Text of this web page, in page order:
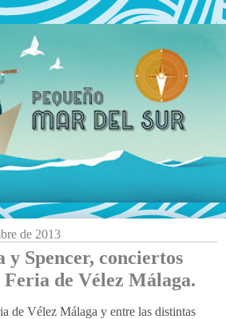
de 2013
Spencer, conciertos
de Vélez Málaga.
de Vélez Málaga y entre las distintas